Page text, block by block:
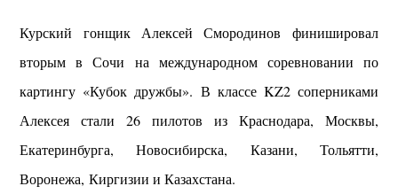
Курский гонщик Алексей Смородинов финишировал
вторым в Сочи на международном соревновании по
картингу «Кубок дружбы». В классе KZ2 соперниками
Алексея стали 26 пилотов из Краснодара, Москвы,
Екатеринбурга, Новосибирска, Казани, Тольятти,
Воронежа, Киргизии и Казахстана.